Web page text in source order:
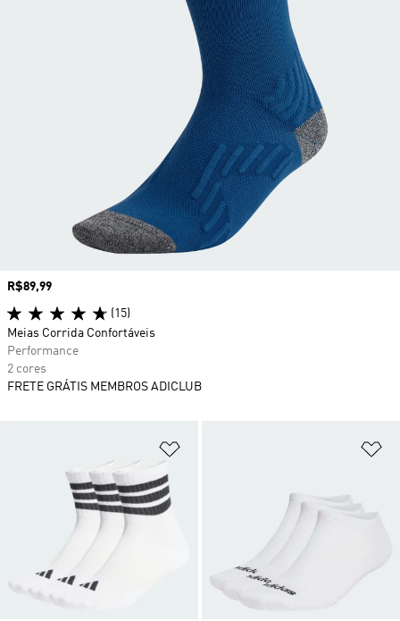
Preço
R$89,99
(15)
Meias Corrida Confortáveis
Performance
2 cores
FRETE GRÁTIS MEMBROS ADICLUB